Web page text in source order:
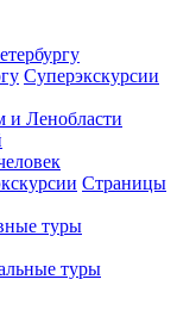
Суперэкскурсии
и Ленобласти
Страницы
туры
туры